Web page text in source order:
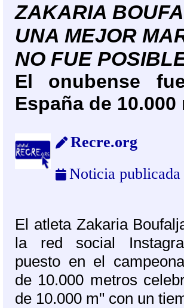
ZAKARIA
UNA MEJOR
NO FUE
El onubense
España de
Recre.org
Noticia publicada
El atleta Zakaria
la red social
puesto en el
de 10.000 metros
de 10.000 m" con un